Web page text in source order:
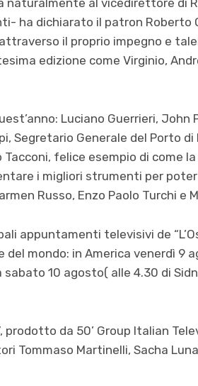
ha dichiarato il patron Roberto
il proprio impegno e
edizione come Virginio,
Luciano Guerrieri,
Segretario Generale del Porto
felice esempio di come
i migliori strumenti per
Russo, Enzo Paolo Turchi e
appuntamenti televisivi de
mondo: in America venerdì 9
sabato 10 agosto( alle 4.30 di
prodotto da 50’ Group Italian
Tommaso Martinelli, Sacha